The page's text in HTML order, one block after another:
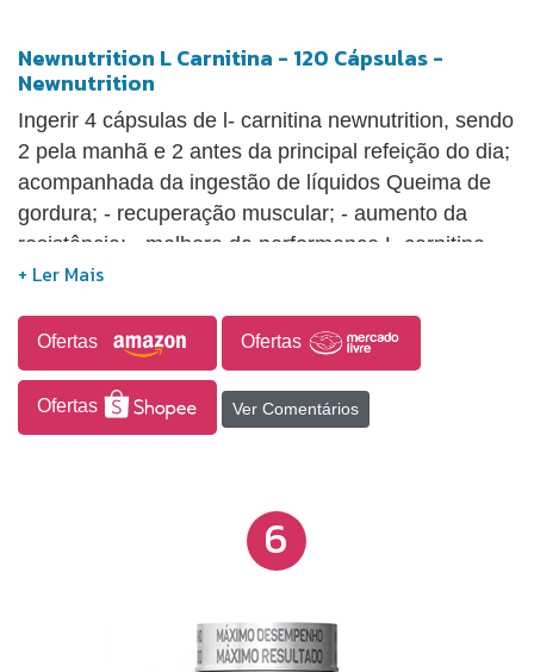
Newnutrition L Carnitina - 120 Cápsulas -
Newnutrition
Ingerir 4 cápsulas de l- carnitina newnutrition, sendo
2 pela manhã e 2 antes da principal refeição do dia;
acompanhada da ingestão de líquidos Queima de
gordura; - recuperação muscular; - aumento da
resistência; - melhora da performance L-carnitina
tartarato, estabilizante amido e antiumectante
glicerina, água purificada e corante dióxido de
titânio; não contém glúten Origem: BR
Ofertas Ofertas
Ofertas Ver Comentários
6